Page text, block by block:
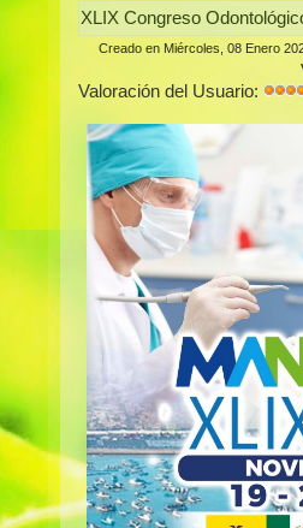
XLIX Congreso
Creado en Miércoles, 08 Enero
Valoración del Usuario: